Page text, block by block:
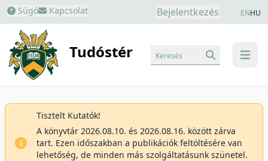
Súgó Kapcsolat Bejelentkezés ENHU
Tudóstér menu
Keresés
Tisztelt Kutatók!
A könyvtár 2026.08.10. és 2026.08.16. között zárva
tart. Ezen időszakban a publikációk feltöltésére van
lehetőség, de minden más szolgáltatásunk szünetel.